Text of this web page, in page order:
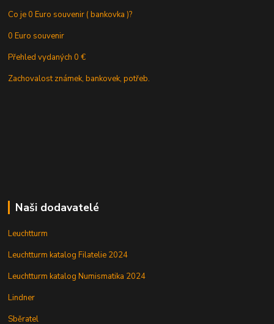
Co je 0 Euro souvenir ( bankovka )?
0 Euro souvenir
Přehled vydaných 0 €
Zachovalost známek, bankovek, potřeb.
Naši dodavatelé
Leuchtturm
Leuchtturm katalog Filatelie 2024
Leuchtturm katalog Numismatika 2024
Lindner
Sběratel